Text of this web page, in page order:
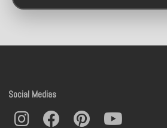
Social Medias